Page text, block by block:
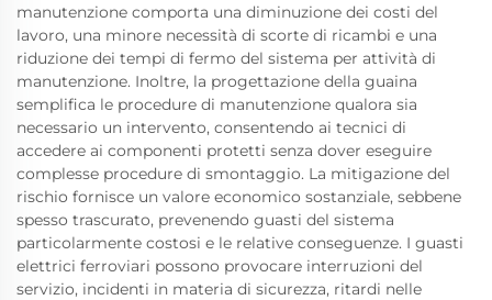
manutenzione comporta una diminuzione dei costi del
lavoro, una minore necessità di scorte di ricambi e una
riduzione dei tempi di fermo del sistema per attività di
manutenzione. Inoltre, la progettazione della guaina
semplifica le procedure di manutenzione qualora sia
necessario un intervento, consentendo ai tecnici di
accedere ai componenti protetti senza dover eseguire
complesse procedure di smontaggio. La mitigazione del
rischio fornisce un valore economico sostanziale, sebbene
spesso trascurato, prevenendo guasti del sistema
particolarmente costosi e le relative conseguenze. I guasti
elettrici ferroviari possono provocare interruzioni del
servizio, incidenti in materia di sicurezza, ritardi nelle